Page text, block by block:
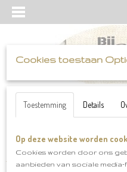
Inloggen Registreren
Home >Haak-en brei
kabel voor rondbreisysteem div
Cookies toestaan
Toestemming Details
Op deze website worden
Cookies worden door ons
aanbieden van sociale